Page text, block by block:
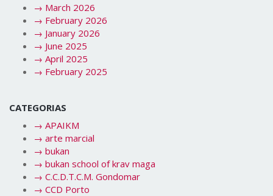
→ March 2026
→ February 2026
→ January 2026
→ June 2025
→ April 2025
→ February 2025
CATEGORIAS
→ APAIKM
→ arte marcial
→ bukan
→ bukan school of krav maga
→ C.C.D.T.C.M. Gondomar
→ CCD Porto